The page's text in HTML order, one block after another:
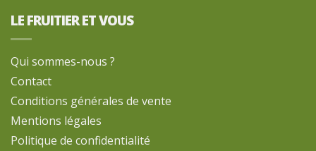
LE FRUITIER ET VOUS
Qui sommes-nous ?
Contact
Conditions générales de vente
Mentions légales
Politique de confidentialité